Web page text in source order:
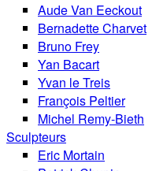
Aude Van Eeckout
Bernadette Charvet
Bruno Frey
Yan Bacart
Yvan le Treis
François Peltier
Michel Remy-Bieth
Sculpteurs
Eric Mortain